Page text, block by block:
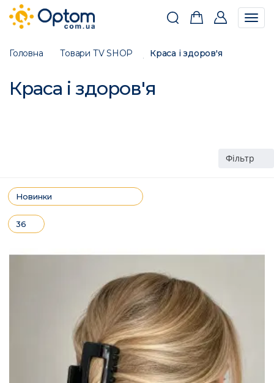
Головна
Товари ТV SHOP Краса і здоров'я
Краса і здоров'я
Фільтр